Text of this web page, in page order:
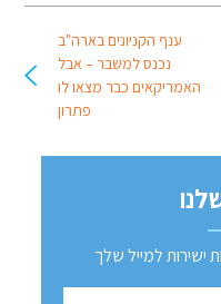
ענף הקניונים בארה"ב
נכנס למשבר – אבל
האמריקאים כבר מצאו לו
פתרון
ישירות למייל שלך